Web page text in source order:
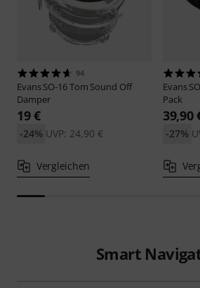
94
EvansSO-16 Tom Sound Off
Damper
19 €
UVP: 24,90 €
-24%
Vergleichen
Evans
Pack
39,90
-27%
Smart